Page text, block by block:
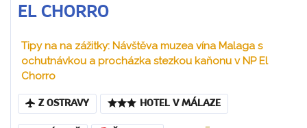
EL CHORRO
Tipy na na zážitky: Návštěva muzea vína Malaga s
ochutnávkou a procházka stezkou kaňonu v NP El
Chorro
Z OSTRAVY HOTEL V MÁLAZE